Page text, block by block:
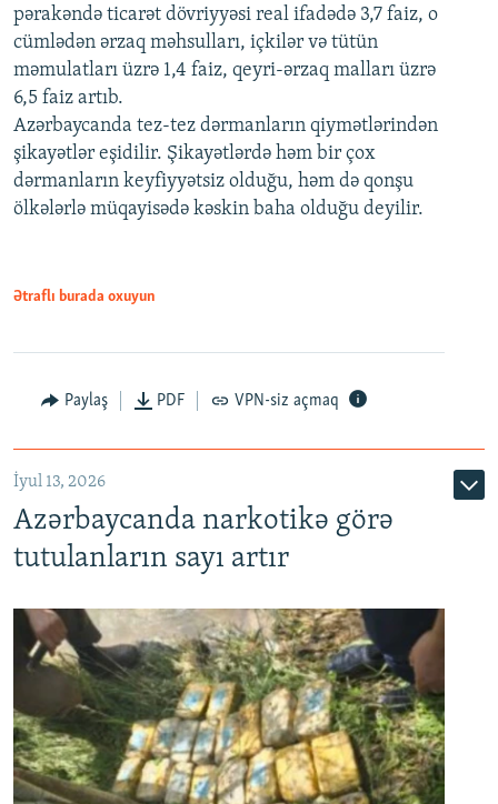
pərakəndə ticarət dövriyyəsi real ifadədə 3,7 faiz, o
cümlədən ərzaq məhsulları, içkilər və tütün
məmulatları üzrə 1,4 faiz, qeyri-ərzaq malları üzrə
6,5 faiz artıb.
Azərbaycanda tez-tez dərmanların qiymətlərindən
şikayətlər eşidilir. Şikayətlərdə həm bir çox
dərmanların keyfiyyətsiz olduğu, həm də qonşu
ölkələrlə müqayisədə kəskin baha olduğu deyilir.
Ətraflı burada oxuyun
Paylaş PDF VPN-siz açmaq
İyul 13, 2026
Azərbaycanda narkotikə görə
tutulanların sayı artır